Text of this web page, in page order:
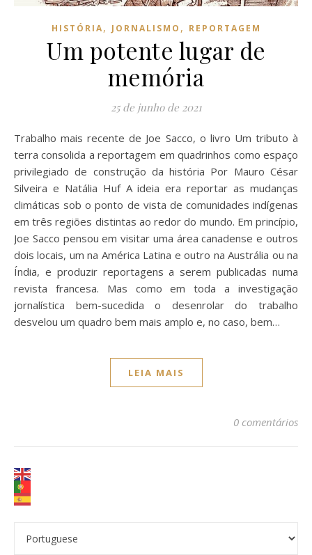
HISTÓRIA, JORNALISMO , REPORTAGEM
Um potente lugar de
memória
25 de junho de 2021
Trabalho mais recente de Joe Sacco, o livro Um tributo à
terra consolida a reportagem em quadrinhos como espaço
privilegiado de construção da história Por Mauro César
Silveira e Natália Huf A ideia era reportar as mudanças
climáticas sob o ponto de vista de comunidades indígenas
em três regiões distintas ao redor do mundo. Em princípio,
Joe Sacco pensou em visitar uma área canadense e outros
dois locais, um na América Latina e outro na Austrália ou na
Índia, e produzir reportagens a serem publicadas numa
revista francesa. Mas como em toda a investigação
jornalística bem-sucedida o desenrolar do trabalho
desvelou um quadro bem mais amplo e, no caso, bem…
LEIA MAIS
0 comentários